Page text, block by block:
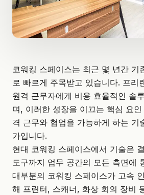
코워킹 스페이스는 최근 몇 년간 기
로 빠르게 주목받고 있습니다. 프리
원격 근무자에게 비용 효율적인 솔
며, 이러한 성장을 이끄는 핵심 요
격 근무와 협업을 가능하게 하는 기
가입니다.
현대 코워킹 스페이스에서 기술은
도구까지 업무 공간의 모든 측면에
대부분의 코워킹 스페이스가 고속
해 프린터, 스캐너, 화상 회의 장비